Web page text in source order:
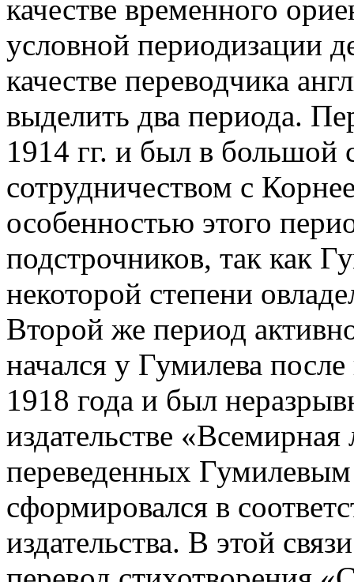
качестве временного
условной периодизации
качестве переводчика
выделить два периода.
1914 гг. и был в большой
сотрудничеством с
особенностью этого
подстрочников, так как
некоторой степени
Второй же период
начался у Гумилева
1918 года и был
издательстве «Всемирная
переведенных
сформировался в
издательства. В этой